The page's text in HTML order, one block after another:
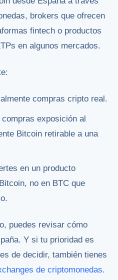
brokers que ofrecen
fintech o productos
en algunos mercados.
compras cripto real.
exposición al
Bitcoin retirable a una
en un producto
no en BTC que
puedes revisar cómo
Y si tu prioridad es
de decidir, también tienes
de criptomonedas.